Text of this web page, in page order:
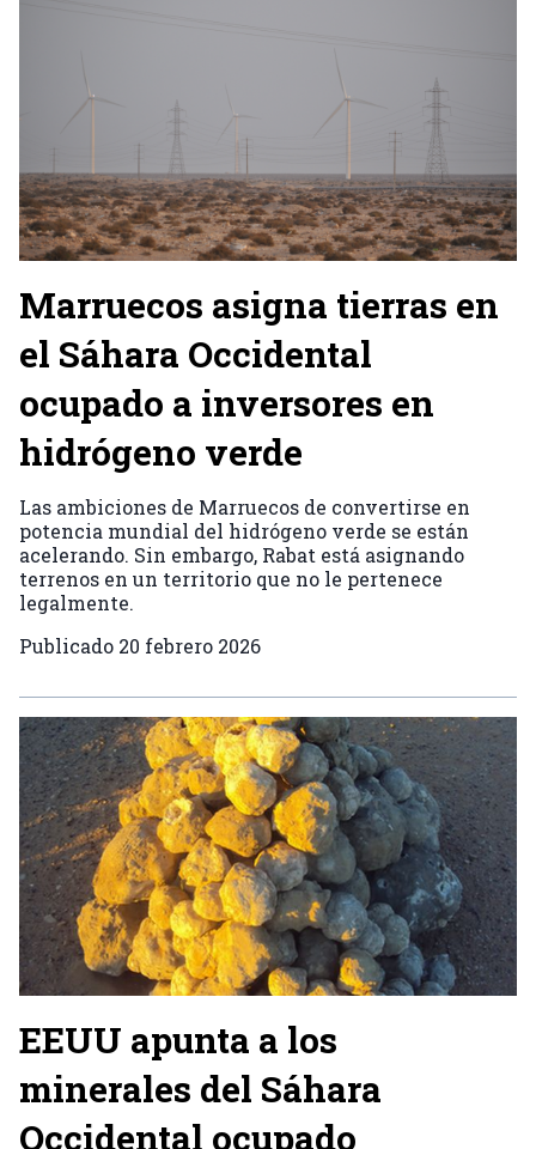
Marruecos asigna tierras en
el Sáhara Occidental
ocupado a inversores en
hidrógeno verde
Las ambiciones de Marruecos de convertirse en
potencia mundial del hidrógeno verde se están
acelerando. Sin embargo, Rabat está asignando
terrenos en un territorio que no le pertenece
legalmente.
Publicado 20 febrero 2026
EEUU apunta a los
minerales del Sáhara
Occidental ocupado